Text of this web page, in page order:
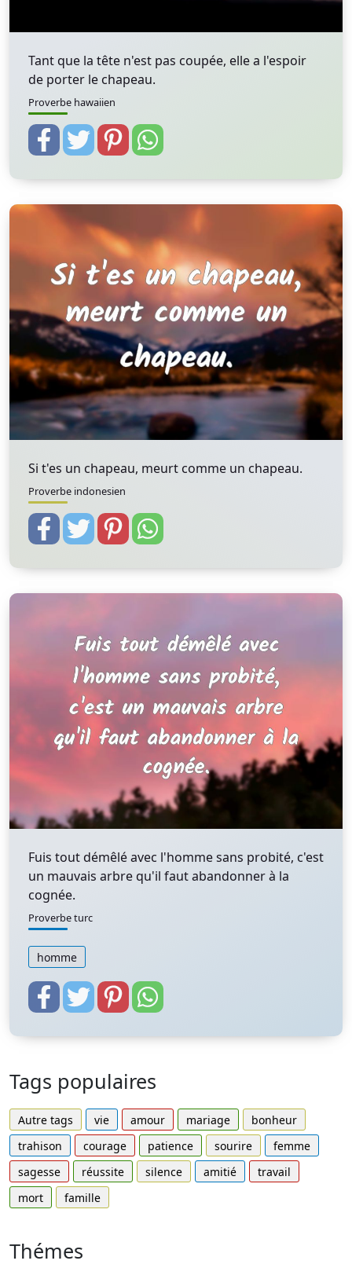
Tant que la tête n'est pas coupée, elle a l'espoir
de porter le chapeau.
Proverbe hawaiien
Si t'es un chapeau, meurt comme un chapeau.
Proverbe indonesien
Fuis tout démêlé avec l'homme sans probité, c'est
un mauvais arbre qu'il faut abandonner à la
cognée.
Proverbe turc
homme
Tags populaires
Autre tags vie amour mariage
bonheur
trahison
courage patience sourire
femme
sagesse
réussite silence amitié
travail
mort
famille
Thémes